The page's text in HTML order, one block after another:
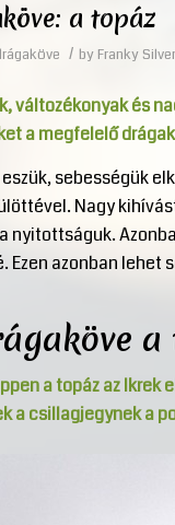
a topáz
/ by Franky Silver
változékonyak és
a megfelelő
sebességük
Nagy
nyitottságuk.
Ezen azonban lehet
a
a topáz az
a csillagjegynek a